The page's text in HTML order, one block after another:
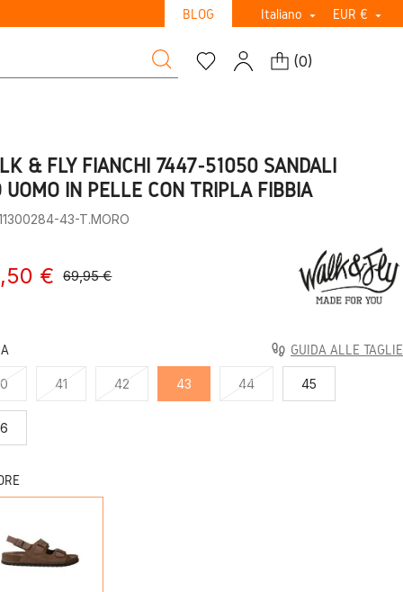
BLOG Italiano  EUR € 
(0)
& FLY FIANCHI 7447-51050 SANDALI
UOMO IN PELLE CON TRIPLA FIBBIA
43-T.MORO
€ 69,95 €
GUIDA ALLE TAGLIE
41 42 43 44 45